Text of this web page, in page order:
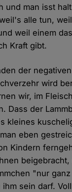
und man isst
alle tun,
weil einem
Kraft gibt.
der
wird
wir, im
Dass der
kleines
eben
Kindern
beigebracht,
"nur
sein darf.